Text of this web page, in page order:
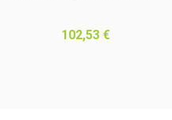
Prix
102,53 €
APERÇU RAPIDE